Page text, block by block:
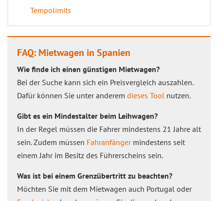
Tempolimits
FAQ: Mietwagen in Spanien
Wie finde ich einen günstigen Mietwagen?
Bei der Suche kann sich ein Preisvergleich auszahlen.
Dafür können Sie unter anderem dieses Tool nutzen.
Gibt es ein Mindestalter beim Leihwagen?
In der Regel müssen die Fahrer mindestens 21 Jahre alt
sein. Zudem müssen Fahranfängermindestens seit
einem Jahr im Besitz des Führerscheins sein.
Was ist bei einem Grenzübertritt zu beachten?
Möchten Sie mit dem Mietwagen auch Portugal oder